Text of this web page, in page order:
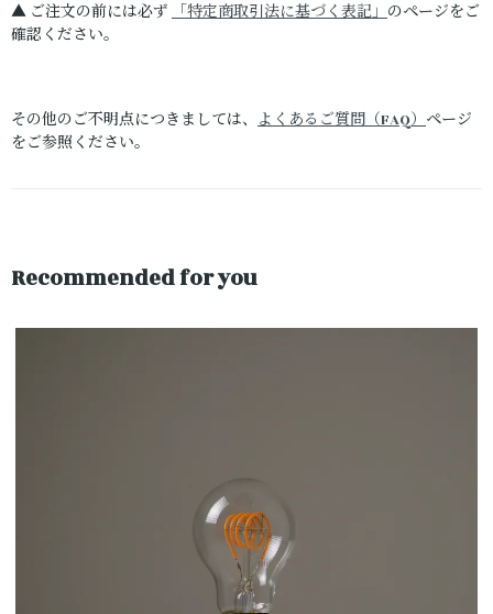
▲ ご注文の前には必ず 「特定商取引法に基づく表記」のページをご
確認ください。
その他のご不明点につきましては、 よくあるご質問（FAQ）ページ
をご参照ください。
Recommended for you